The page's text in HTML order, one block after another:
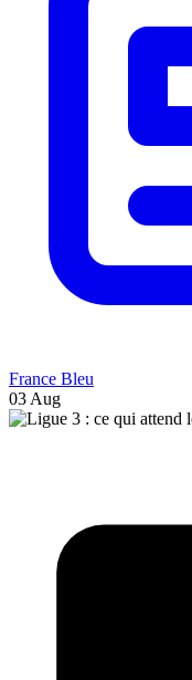
France Bleu
03 Aug